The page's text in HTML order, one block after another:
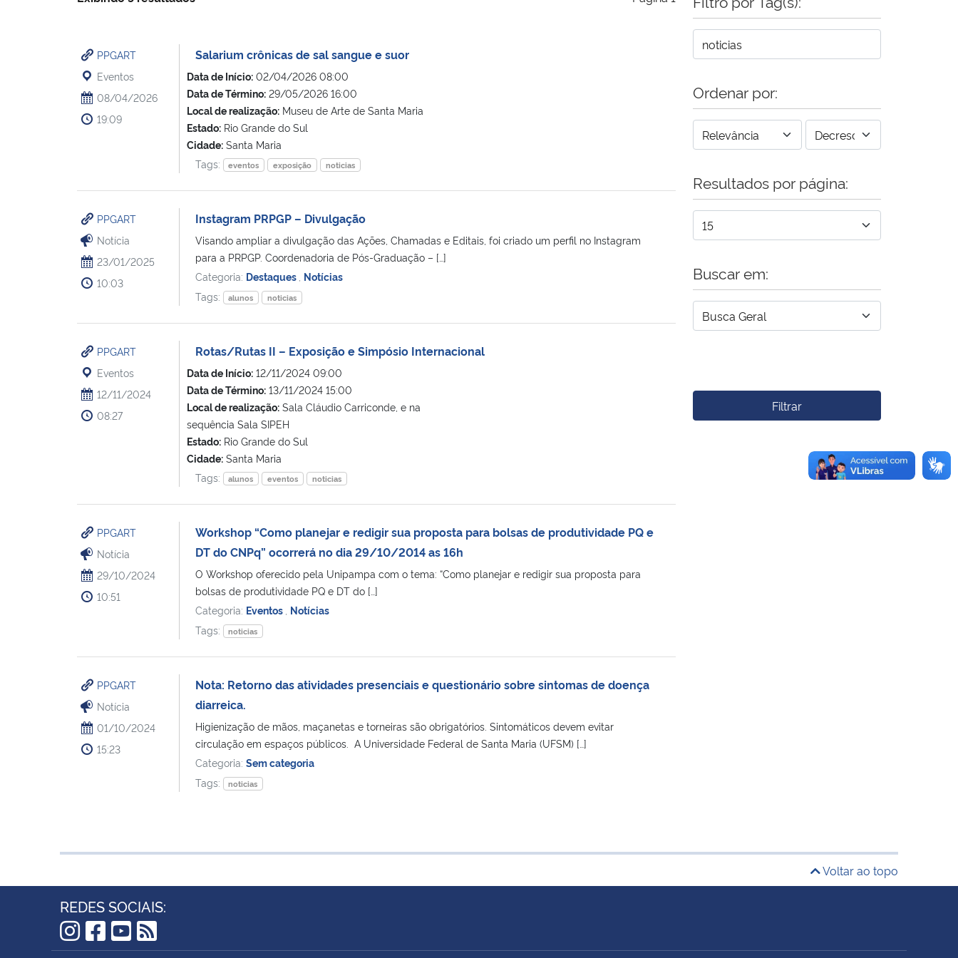
PPGART
Eventos
08/04/2026
19:09
Salarium crônicas de sal sangue e suor
Data de Início:02/04/2026 08:00
Data de Término:29/05/2026 16:00
Local de realização:Museu de Arte de Santa Maria
Estado:Rio Grande do Sul
Cidade:Santa Maria
Tags:
eventos exposição noticias
PPGART
Notícia
23/01/2025
10:03
Instagram PRPGP – Divulgação
Visando ampliar a divulgação das Ações, Chamadas e Editais, foi criado um perfil no Instagram
para a PRPGP. Coordenadoria de Pós-Graduação – […]
Categoria: Destaques Notícias
Tags:
alunos noticias
PPGART
Eventos
12/11/2024
08:27
Rotas/Rutas II – Exposição e Simpósio Internacional
Data de Início:12/11/2024 09:00
Data de Término:13/11/2024 15:00
Local de realização:Sala Cláudio Carriconde, e na
sequência Sala SIPEH
Estado:Rio Grande do Sul
Cidade:Santa Maria
Tags:
alunos eventos noticias
PPGART
Notícia
29/10/2024
10:51
Workshop “Como planejar e redigir sua proposta para bolsas de produtividade PQ e
DT do CNPq” ocorrerá no dia 29/10/2014 as 16h
O Workshop oferecido pela Unipampa com o tema: “Como planejar e redigir sua proposta para
bolsas de produtividade PQ e DT do […]
Categoria: Eventos Notícias
Tags:
noticias
PPGART
Notícia
01/10/2024
15:23
Nota: Retorno das atividades presenciais e questionário sobre sintomas de doença
diarreica.
Higienização de mãos, maçanetas e torneiras são obrigatórios. Sintomáticos devem evitar
circulação em espaços públicos. A Universidade Federal de Santa Maria (UFSM) […]
Categoria: Sem categoria
Tags:
noticias
Ordenar por:
Resultados por página:
Buscar em:
Filtrar
Voltar ao topo
REDES SOCIAIS: